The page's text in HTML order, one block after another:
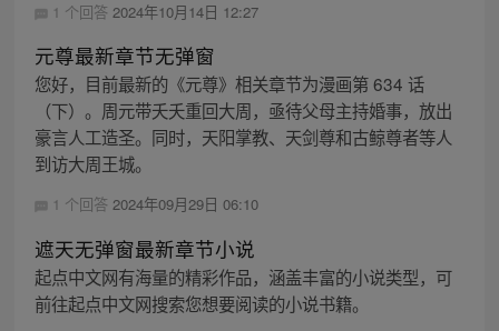
1 个回答 2024年10月14日 12:27
元尊最新章节无弹窗
您好，目前最新的《元尊》相关章节为漫画第 634 话
（下）。周元带夭夭重回大周，亟待父母主持婚事，放出
豪言人工造圣。同时，天阳掌教、天剑尊和古鲸尊者等人
到访大周王城。
1 个回答 2024年09月29日 06:10
遮天无弹窗最新章节小说
起点中文网有海量的精彩作品，涵盖丰富的小说类型，可
前往起点中文网搜索您想要阅读的小说书籍。